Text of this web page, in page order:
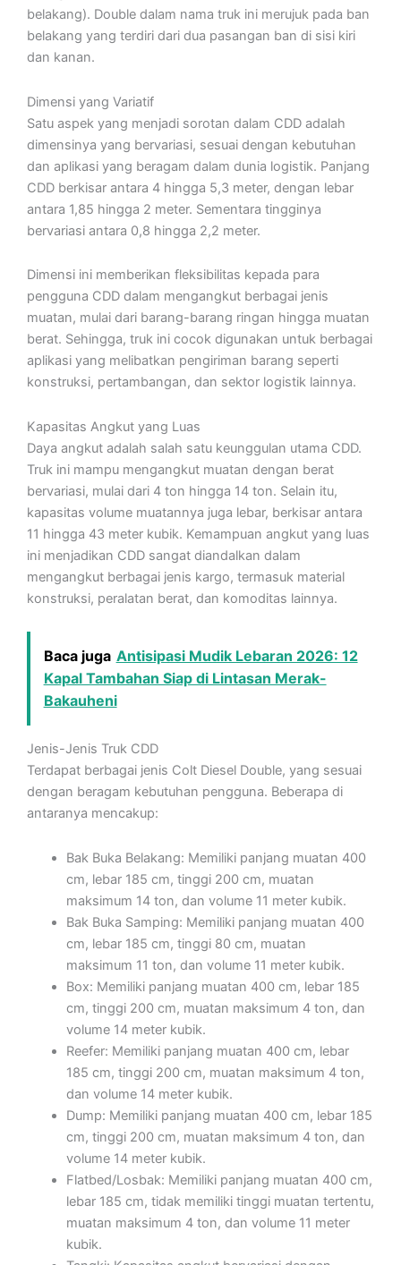
belakang). Double dalam nama truk ini merujuk pada ban
belakang yang terdiri dari dua pasangan ban di sisi kiri
dan kanan.
Dimensi yang Variatif
Satu aspek yang menjadi sorotan dalam CDD adalah
dimensinya yang bervariasi, sesuai dengan kebutuhan
dan aplikasi yang beragam dalam dunia logistik. Panjang
CDD berkisar antara 4 hingga 5,3 meter, dengan lebar
antara 1,85 hingga 2 meter. Sementara tingginya
bervariasi antara 0,8 hingga 2,2 meter.
Dimensi ini memberikan fleksibilitas kepada para
pengguna CDD dalam mengangkut berbagai jenis
muatan, mulai dari barang-barang ringan hingga muatan
berat. Sehingga, truk ini cocok digunakan untuk berbagai
aplikasi yang melibatkan pengiriman barang seperti
konstruksi, pertambangan, dan sektor logistik lainnya.
Kapasitas Angkut yang Luas
Daya angkut adalah salah satu keunggulan utama CDD.
Truk ini mampu mengangkut muatan dengan berat
bervariasi, mulai dari 4 ton hingga 14 ton. Selain itu,
kapasitas volume muatannya juga lebar, berkisar antara
11 hingga 43 meter kubik. Kemampuan angkut yang luas
ini menjadikan CDD sangat diandalkan dalam
mengangkut berbagai jenis kargo, termasuk material
konstruksi, peralatan berat, dan komoditas lainnya.
Baca juga Antisipasi Mudik Lebaran 2026: 12
Kapal Tambahan Siap di Lintasan Merak-
Bakauheni
Jenis-Jenis Truk CDD
Terdapat berbagai jenis Colt Diesel Double, yang sesuai
dengan beragam kebutuhan pengguna. Beberapa di
antaranya mencakup:
Bak Buka Belakang: Memiliki panjang muatan 400
cm, lebar 185 cm, tinggi 200 cm, muatan
maksimum 14 ton, dan volume 11 meter kubik.
Bak Buka Samping: Memiliki panjang muatan 400
cm, lebar 185 cm, tinggi 80 cm, muatan
maksimum 11 ton, dan volume 11 meter kubik.
Box: Memiliki panjang muatan 400 cm, lebar 185
cm, tinggi 200 cm, muatan maksimum 4 ton, dan
volume 14 meter kubik.
Reefer: Memiliki panjang muatan 400 cm, lebar
185 cm, tinggi 200 cm, muatan maksimum 4 ton,
dan volume 14 meter kubik.
Dump: Memiliki panjang muatan 400 cm, lebar 185
cm, tinggi 200 cm, muatan maksimum 4 ton, dan
volume 14 meter kubik.
Flatbed/Losbak: Memiliki panjang muatan 400 cm,
lebar 185 cm, tidak memiliki tinggi muatan tertentu,
muatan maksimum 4 ton, dan volume 11 meter
kubik.